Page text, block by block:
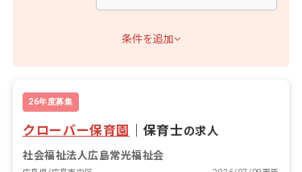
条件を追加
26年度募集
クローバー保育園 保育士の求人
社会福祉法人広島常光福祉会